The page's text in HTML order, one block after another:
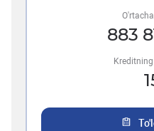
883